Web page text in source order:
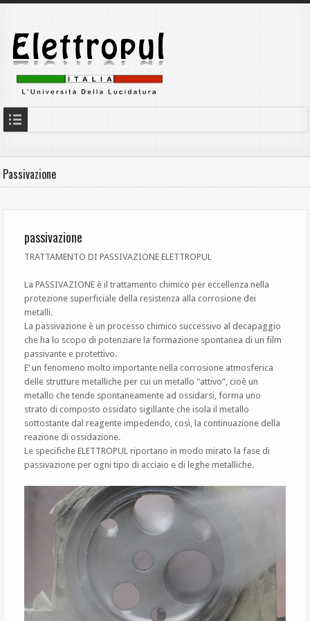
Passivazione
passivazione
TRATTAMENTO DI PASSIVAZIONE ELETTROPUL
La PASSIVAZIONE è il trattamento chimico per eccellenza nella
protezione superficiale della resistenza alla corrosione dei
metalli.
La passivazione è un processo chimico successivo al decapaggio
che ha lo scopo di potenziare la formazione spontanea di un film
passivante e protettivo.
E’ un fenomeno molto importante nella corrosione atmosferica
delle strutture metalliche per cui un metallo "attivo”, cioè un
metallo che tende spontaneamente ad ossidarsi, forma uno
strato di composto ossidato sigillante che isola il metallo
sottostante dal reagente impedendo, così, la continuazione della
reazione di ossidazione.
Le specifiche ELETTROPUL riportano in modo mirato la fase di
passivazione per ogni tipo di acciaio e di leghe metalliche.